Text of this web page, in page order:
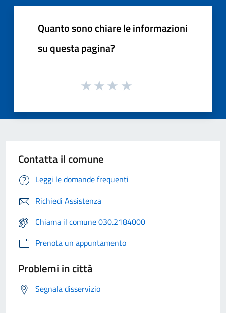
Quanto sono chiare le informazioni
su questa pagina?
Contatta il comune
Leggi le domande frequenti
Richiedi Assistenza
Chiama il comune 030.2184000
Prenota un appuntamento
Problemi in città
Segnala disservizio